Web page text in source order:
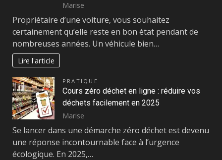
Marise
Propriétaire d’une voiture, vous souhaitez
certainement qu’elle reste en bon état pendant de
nombreuses années. Un véhicule bien…
Lire l'article
PRATIQUE
Cours zéro déchet en ligne : réduire vos
déchets facilement en 2025
Marise
Se lancer dans une démarche zéro déchet est devenu
une réponse incontournable face à l’urgence
écologique. En 2025,…